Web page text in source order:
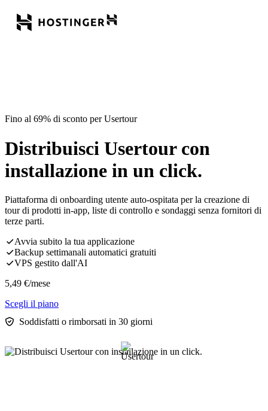
Fino al 69% di sconto per Usertour
Distribuisci Usertour con
installazione in un click.
Piattaforma di onboarding utente auto-ospitata per la creazione di
tour di prodotti in-app, liste di controllo e sondaggi senza fornitori di
terze parti.
Avvia subito la tua applicazione
Backup settimanali automatici gratuiti
VPS gestito dall'AI
5,49 €/mese
Scegli il piano
Soddisfatti o rimborsati in 30 giorni